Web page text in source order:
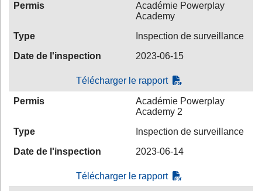
Permis
Académie Powerplay
Academy
Type
Inspection de surveillance
Date de l'inspection
2023-06-15
Télécharger le rapport
Permis
Académie Powerplay
Academy 2
Type
Inspection de surveillance
Date de l'inspection
2023-06-14
Télécharger le rapport